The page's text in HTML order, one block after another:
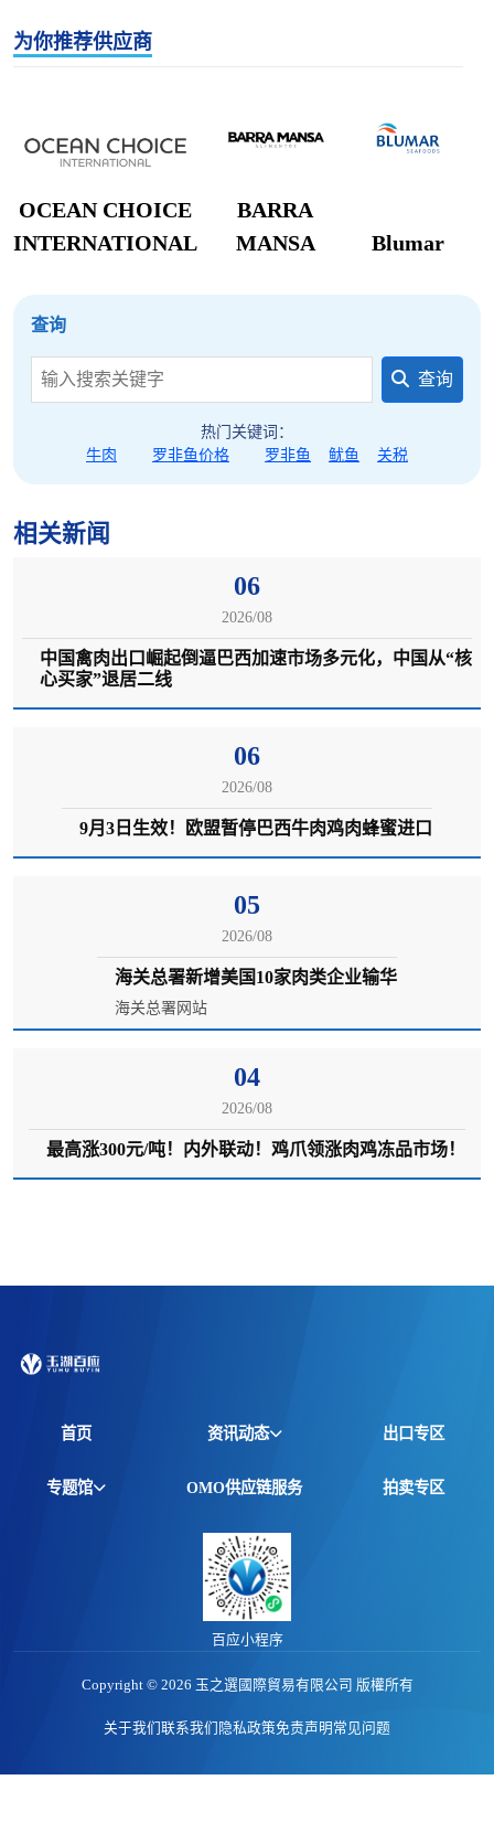
为你推荐供应商
OCEAN CHOICE
INTERNATIONAL
BARRA
MANSA
Blumar
查询
查询
热门关键词：
牛肉
罗非鱼价格 罗非鱼 鱿鱼 关税
相关新闻
06
2026/08
中国禽肉出口崛起倒逼巴西加速市场多元化，中国从“核
心买家”退居二线
06
2026/08
9月3日生效！欧盟暂停巴西牛肉鸡肉蜂蜜进口
05
2026/08
海关总署新增美国10家肉类企业输华
海关总署网站
04
2026/08
最高涨300元/吨！内外联动！鸡爪领涨肉鸡冻品市场！
首页 资讯动态
全球资讯
价格行情
专题报告
出口专区
专题馆 OMO供应链服务 拍卖专区
百应小程序
Copyright © 2026 玉之選國際貿易有限公司 版權所有
关于我们联系我们 隐私政策免责声明 常见问题